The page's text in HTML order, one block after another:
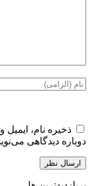
ذخیره نام،
دوباره دیدگاهی